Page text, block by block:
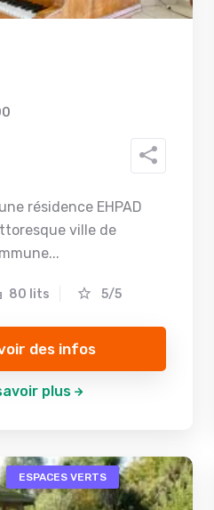
résidence EHPAD
ville de
80 lits 5/5
des infos
plus
ESPACES VERTS